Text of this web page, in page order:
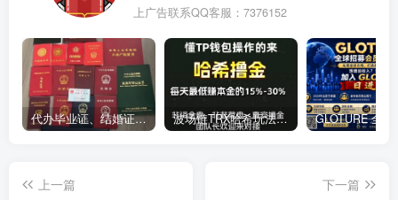
上广告联系QQ客服：7376152
代办毕业证、结婚证、房产证、不动产权证书、离婚证、中专/大专/高中 ​波场链TRX哈希玩法深度解析：低门槛也能实现稳定回报的新思路
上一篇
下一篇